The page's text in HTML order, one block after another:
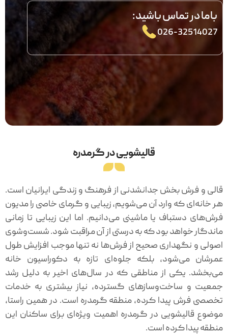
026-32514027
باما در تماس باشید:
قالیشویی در گرمدره
قالی و فرش بخش جدانشدنی از فرهنگ و زندگی ایرانیان است.
هر خانه‌ای که وارد آن می‌شویم، زیبایی و گرمای خاصی را مدیون
فرش‌های دستباف یا ماشینی می‌دانیم. اما این زیبایی تا زمانی
ماندگار خواهد بود که به درستی از آن مراقبت شود. شست‌وشوی
اصولی و نگهداری صحیح از فرش‌ها نه تنها موجب افزایش طول
عمرشان می‌شود، بلکه جلوه‌ای تازه به دکوراسیون خانه
می‌بخشد. یکی از مناطقی که در سال‌های اخیر به دلیل رشد
جمعیت و ساخت‌وسازهای گسترده، نیاز بیشتری به خدمات
تخصصی فرش پیدا کرده، منطقه گرمدره است. در همین راستا،
موضوع قالیشویی در گرمدره اهمیت ویژه‌ای برای ساکنان این
منطقه پیدا کرده است.